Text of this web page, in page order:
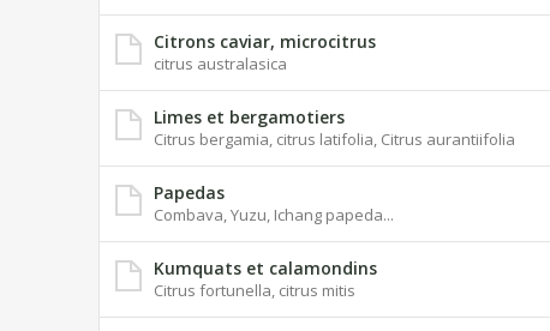
Citrons caviar, microcitrus
citrus australasica
Limes et bergamotiers
Citrus bergamia, citrus latifolia, Citrus aurantiifolia
Papedas
Combava, Yuzu, Ichang papeda...
Kumquats et calamondins
Citrus fortunella, citrus mitis